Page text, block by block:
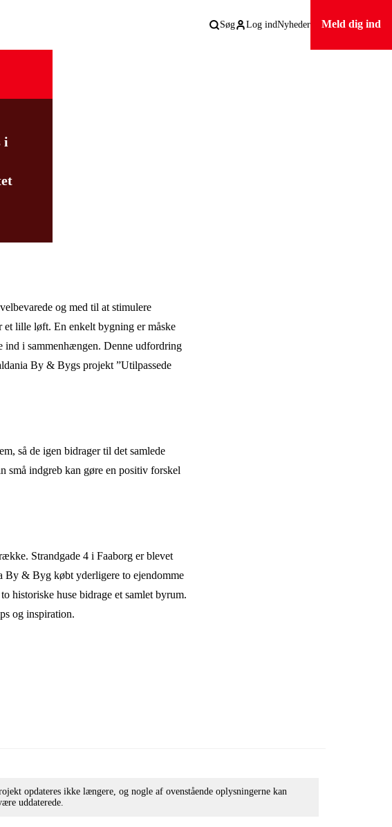
Søg Log indNyheder Meld dig ind
i
og med til at stimulere
lille løft. En enkelt bygning er måske
ind i sammenhængen. Denne udfordring
By & Bygs projekt ”Utilpassede
så de igen bidrager til det samlede
små indgreb kan gøre en positiv forskel
Strandgade 4 i Faaborg er blevet
By & Byg købt yderligere to ejendomme
historiske huse bidrage et samlet byrum.
og inspiration.
opdateres ikke længere, og nogle af ovenstående oplysningerne kan
uddaterede.